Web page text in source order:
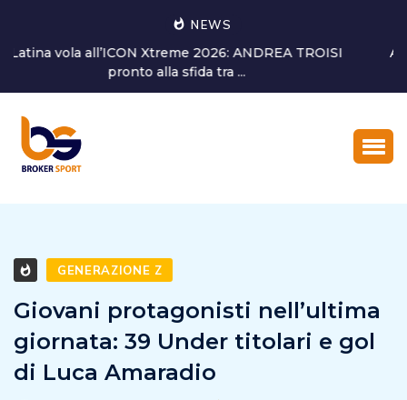
NEWS
Alessandro Bagni torna a dedicarsi alla crescita del
settore giovanile...
GENERAZIONE Z
Giovani protagonisti nell’ultima
giornata: 39 Under titolari e gol
di Luca Amaradio